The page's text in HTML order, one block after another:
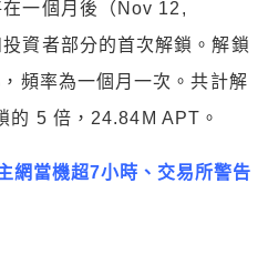
一個月後（Nov 12,
資者部分的首次解鎖。解鎖
頻率為一個月一次。共計解
的 5 倍，24.84M APT。
網當機超7小時、交易所警告